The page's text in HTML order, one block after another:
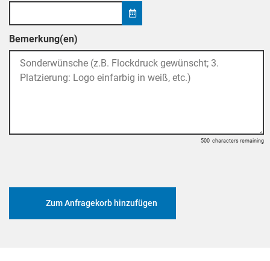
Bemerkung(en)
500 characters remaining
Zum Anfragekorb hinzufügen